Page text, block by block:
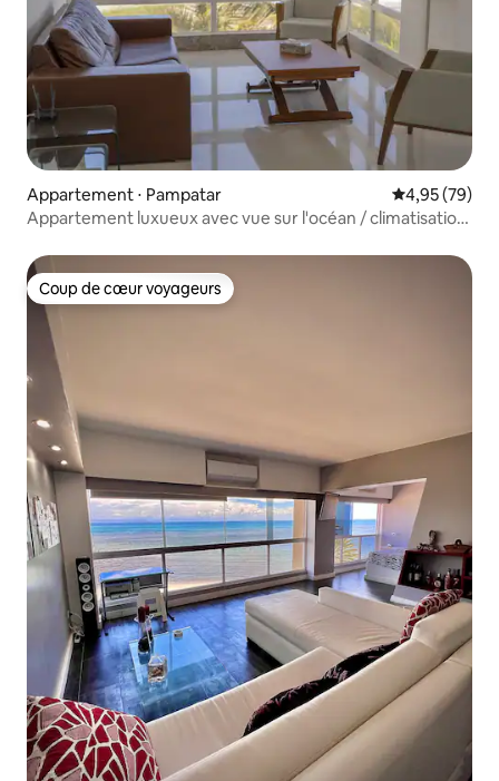
Appartement ⋅ Pampatar Évaluation
4,95 (79)
Appartement luxueux avec vue sur l'océan / climatisation
Coup de cœur voyageurs
Coup de cœur voyageurs